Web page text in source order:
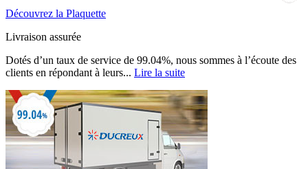
Découvrez la Plaquette
Livraison assurée
Dotés d’un taux de service de 99.04%, nous sommes à l’écoute des
clients en répondant à leurs... Lire la suite